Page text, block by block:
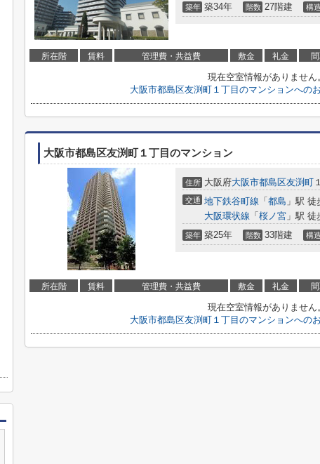
築年 築34年 階数 27階建 構造
所在階 賃料 管理費・共益費 敷金 礼金
現在空室情報がありません。
大阪市都島区友渕町１丁目のマンションへの
大阪市都島区友渕町１丁目のマンション
住所 大阪府大阪市都島区友渕町
交通 地下鉄谷町線 「 都島 」駅 徒
大阪環状線 「 桜ノ宮 」駅 徒
築年 築25年 階数 33階建 構造
所在階 賃料 管理費・共益費 敷金 礼金
現在空室情報がありません。
大阪市都島区友渕町１丁目のマンションへの